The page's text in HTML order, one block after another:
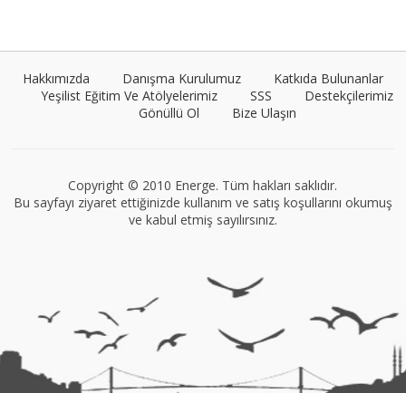
Tüm yazıları görüntüle
Hakkımızda Danışma Kurulumuz
Katkıda Bulunanlar
Yeşilist Eğitim Ve Atölyelerimiz
SSS
Destekçilerimiz
Gönüllü Ol
Bize Ulaşın
Copyright © 2010 Energe. Tüm hakları saklıdır.
Bu sayfayı ziyaret ettiğinizde kullanım ve satış koşullarını okumuş
ve kabul etmiş sayılırsınız.